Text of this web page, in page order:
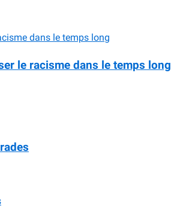
le racisme dans le temps long